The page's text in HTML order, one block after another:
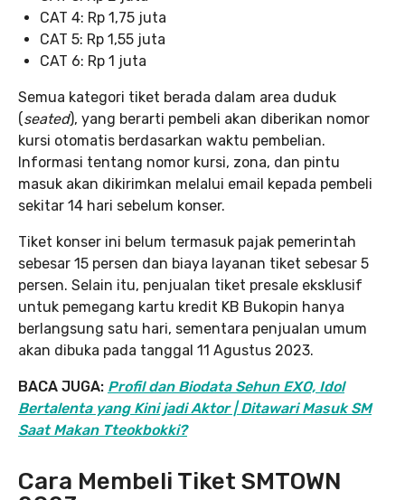
CAT 4: Rp 1,75 juta
CAT 5: Rp 1,55 juta
CAT 6: Rp 1 juta
Semua kategori tiket berada dalam area duduk
(seated), yang berarti pembeli akan diberikan nomor
kursi otomatis berdasarkan waktu pembelian.
Informasi tentang nomor kursi, zona, dan pintu
masuk akan dikirimkan melalui email kepada pembeli
sekitar 14 hari sebelum konser.
Tiket konser ini belum termasuk pajak pemerintah
sebesar 15 persen dan biaya layanan tiket sebesar 5
persen. Selain itu, penjualan tiket presale eksklusif
untuk pemegang kartu kredit KB Bukopin hanya
berlangsung satu hari, sementara penjualan umum
akan dibuka pada tanggal 11 Agustus 2023.
BACA JUGA: Profil dan Biodata Sehun EXO, Idol
Bertalenta yang Kini jadi Aktor | Ditawari Masuk SM
Saat Makan Tteokbokki?
Cara Membeli Tiket SMTOWN